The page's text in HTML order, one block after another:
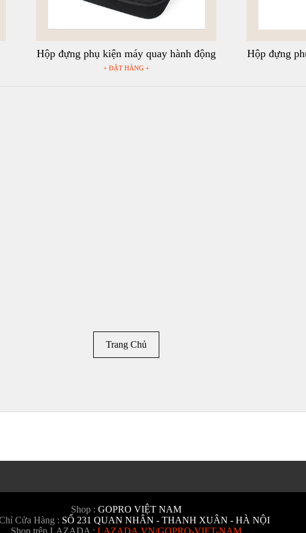
Hộp đựng phụ kiện máy quay hành động
GoPro, Sjcam - Size S
+ ĐẶT HÀNG +
Hộp đựng
Trang Chủ
Shop : GOPRO VIỆT NAM
Cửa Hàng : SỐ 231 QUAN NHÂN - THANH XUÂN - HÀ NỘI